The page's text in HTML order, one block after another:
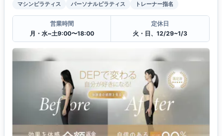
マシンピラティス パーソナルピラティス トレーナー指名
営業時間
月・水~土9:00〜18:00
定休日
火・日、12/29~1/3